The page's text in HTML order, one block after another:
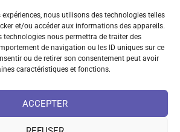
nous utilisons des technologies telles
et/ou accéder aux informations des appareils.
technologies nous permettra de traiter des
de navigation ou les ID uniques sur ce
ou de retirer son consentement peut avoir
caractéristiques et fonctions.
ACCEPTER
37 64
2 · 2615 Sonvilier · SUISSE